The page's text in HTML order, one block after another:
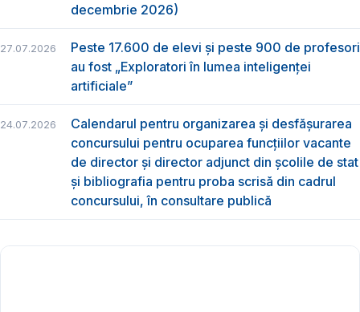
decembrie 2026)
27.07.2026
Peste 17.600 de elevi și peste 900 de profesori
au fost „Exploratori în lumea inteligenței
artificiale”
24.07.2026
Calendarul pentru organizarea și desfășurarea
concursului pentru ocuparea funcțiilor vacante
de director și director adjunct din școlile de stat
și bibliografia pentru proba scrisă din cadrul
concursului, în consultare publică